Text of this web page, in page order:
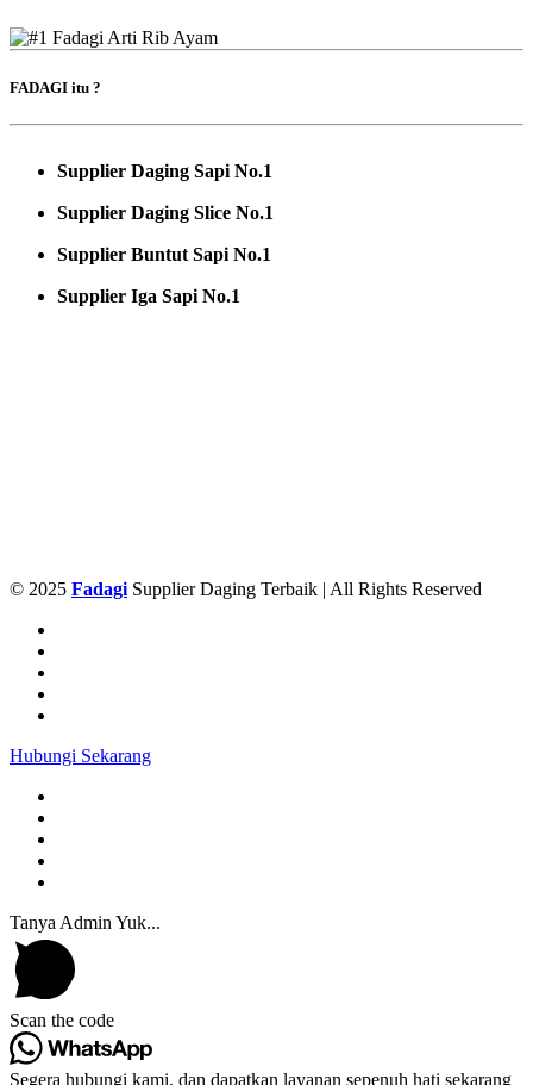
FADAGI itu ?
Supplier Daging Sapi No.1
Supplier Daging Slice No.1
Supplier Buntut Sapi No.1
Supplier Iga Sapi No.1
© 2025 Fadagi Supplier Daging Terbaik | All Rights Reserved
Hubungi Sekarang
Tanya Admin Yuk...
Scan the code
Segera hubungi kami, dan dapatkan layanan sepenuh hati sekarang